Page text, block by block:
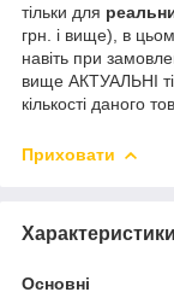
тільки для
грн. і вище), в
навіть при
вище АКТУАЛЬНІ
кількості даного
Приховати
Характеристики
Основні